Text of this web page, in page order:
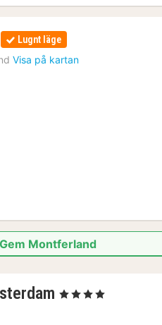
1
natt
från
Lugnt läge
Visa på kartan
Montferland
1
, 4 Stjärnor